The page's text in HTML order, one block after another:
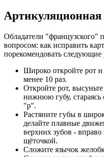
Обладатели "французского"
вопросом: как исправить
порекомендовать
Широко откройте рот
менее 10 раз.
Откройте рот,
нижнюю губу, стараясь
"р".
Растяните губы в
делайте плавные
верхних зубов - вправо
щёточкой.
Сложите язычок